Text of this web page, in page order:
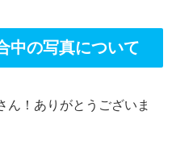
の写真について
ん！ありがとうございま